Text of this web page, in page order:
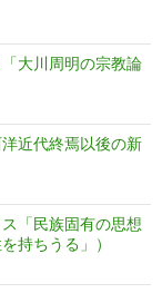
大川周明の宗教論
近代終焉以後の新
「民族固有の思想
持ちうる」）